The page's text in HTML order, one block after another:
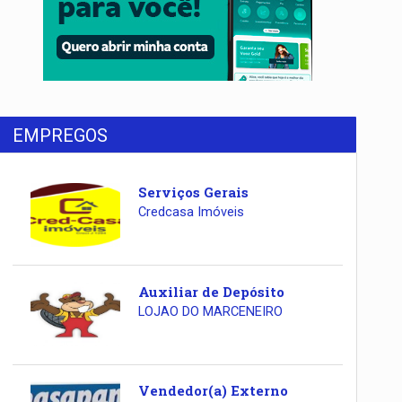
EMPREGOS
Serviços Gerais
Credcasa Imóveis
Auxiliar de Depósito
LOJAO DO MARCENEIRO
Vendedor(a) Externo